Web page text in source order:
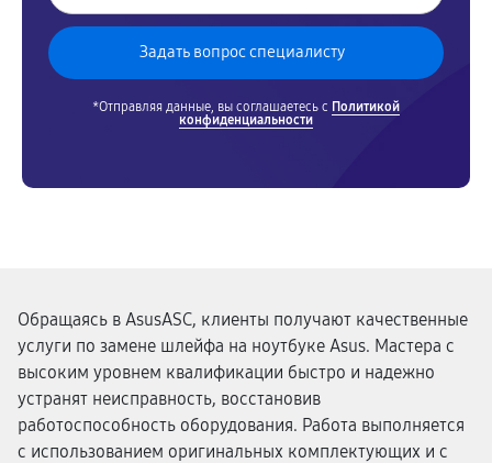
*Отправляя данные, вы соглашаетесь с Политикой
конфиденциальности
Обращаясь в AsusASC, клиенты получают качественные
услуги по замене шлейфа на ноутбуке Asus. Мастера с
высоким уровнем квалификации быстро и надежно
устранят неисправность, восстановив
работоспособность оборудования. Работа выполняется
с использованием оригинальных комплектующих и с